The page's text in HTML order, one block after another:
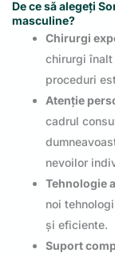
De ce să alegeți
masculine?
Chirurgi
chirurgi
proceduri
Atenție
cadrul
nevoilor
Tehnologie
noi
și eficiente.
Suport